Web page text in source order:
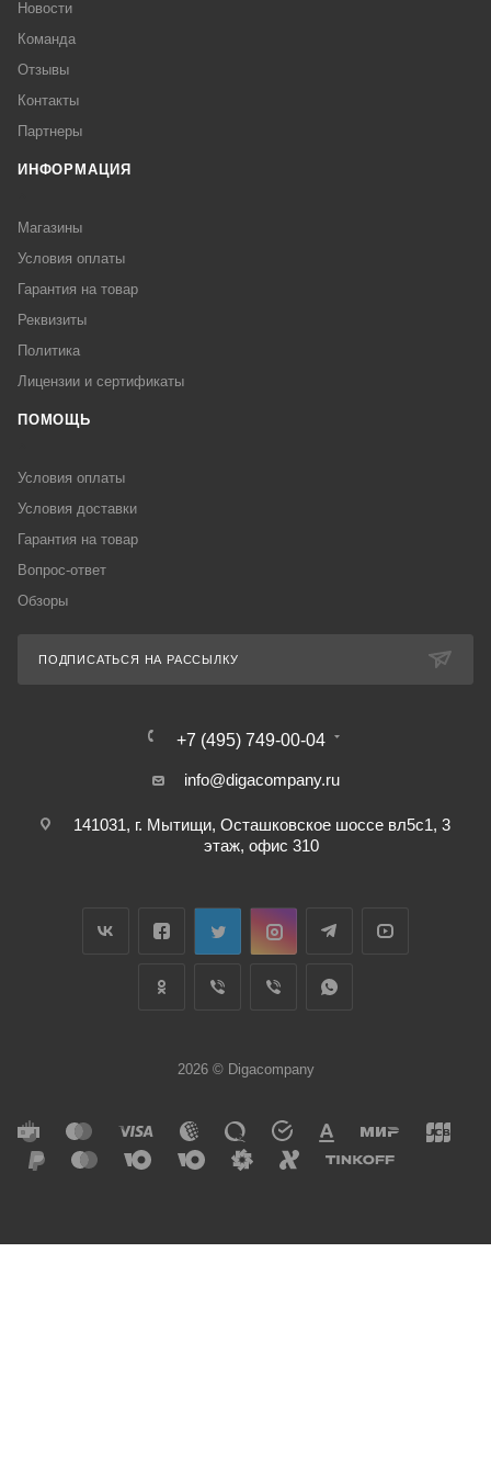
Новости
Команда
Отзывы
Контакты
Партнеры
ИНФОРМАЦИЯ
Магазины
Условия оплаты
Гарантия на товар
Реквизиты
Политика
Лицензии и сертификаты
ПОМОЩЬ
Условия оплаты
Условия доставки
Гарантия на товар
Вопрос-ответ
Обзоры
ПОДПИСАТЬСЯ НА РАССЫЛКУ
+7 (495) 749-00-04
info@digacompany.ru
141031, г. Мытищи, Осташковское шоссе вл5с1, 3
этаж, офис 310
2026 © Digacompany